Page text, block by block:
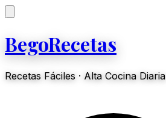
BegoRecetas
Recetas Fáciles · Alta Cocina Diaria